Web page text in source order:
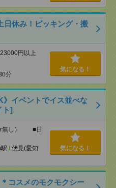
日休み！ピッキング・搬
円以上
分
気になる！
》イベントでイス並べな
ト]
or無し） ■日
/ 伏見(愛知
気になる！
コスメのモクモクシー